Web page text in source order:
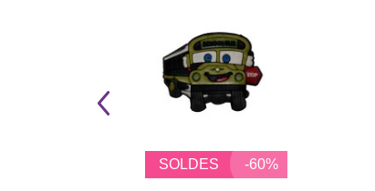
SOLDES -60%